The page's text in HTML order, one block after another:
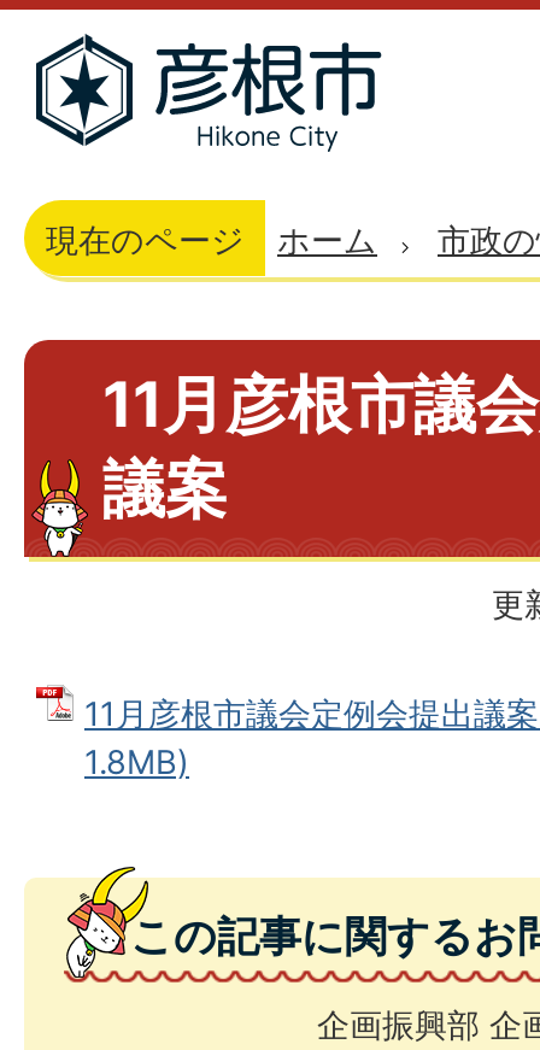
現在のページ ホーム 市政
11月彦根市議
議案
更
11月彦根市議会定例会提出議
1.8MB)
この記事に関するお
企画振興部 企